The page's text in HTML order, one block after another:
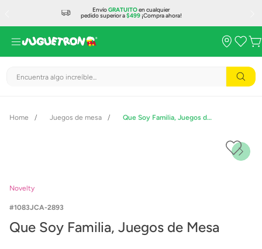
EnvíoGRATUITOen cualquier
pedido superior a$499¡Compra ahora!
Encuentra algo increíble...
Juegos de mesa Que Soy Familia, Juegos de Mesa
Novelty
1083JCA-2893
Que Soy Familia, Juegos de Mesa